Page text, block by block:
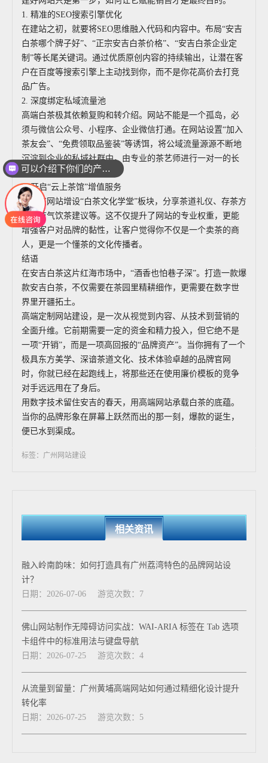
1. 精准的SEO搜索引擎优化
在建站之初，就要将SEO思维融入代码和内容中。布局“安吉
白茶哪个牌子好”、“正宗安吉白茶价格”、“安吉白茶企业定
制”等长尾关键词。通过优质原创内容的持续输出，让潜在客
户在百度等搜索引擎上主动找到你，而不是你花高价去打竞
品广告。
2. 深度绑定私域流量池
高端白茶极其依赖复购和转介绍。网站不能是一个孤岛，必
须与微信公众号、小程序、企业微信打通。在网站设置“加入
茶友会”、“免费领取品鉴装”等诱饵，将公域流量源源不断地
沉淀到企业的私域社群中，由专业的茶艺师进行一对一的长
期跟进服务。
3. 开启“云上茶馆”增值服务
可以在网站增设“白茶文化学堂”板块，分享茶道礼仪、存茶方
法、节气饮茶建议等。这不仅提升了网站的专业权重，更能
增强客户对品牌的黏性，让客户觉得你不仅是一个卖茶的商
人，更是一个懂茶的文化传播者。
结语
在安吉白茶这片红海市场中，“酒香也怕巷子深”。打造一款爆
款安吉白茶，不仅需要在茶园里精耕细作，更需要在数字世
界里开疆拓土。
高端定制网站建设，是一次从视觉到内容、从技术到营销的
全面升维。它前期需要一定的资金和精力投入，但它绝不是
一项“开销”，而是一项高回报的“品牌资产”。当你拥有了一个
极具东方美学、深谙茶道文化、技术体验卓越的品牌官网
时，你就已经在起跑线上，将那些还在使用廉价模板的竞争
对手远远甩在了身后。
用数字技术留住安吉的春天，用高端网站承载白茶的底蕴。
当你的品牌形象在屏幕上跃然而出的那一刻，爆款的诞生，
便已水到渠成。
标签：广州网站建设
相关资讯
融入岭南韵味：如何打造具有广州荔湾特色的品牌网站设
计？
日期：2026-07-06
游览次数：7
佛山网站制作无障碍访问实战：WAI-ARIA 标签在 Tab 选项
卡组件中的标准用法与键盘导航
日期：2026-07-25
游览次数：4
从流量到留量：广州黄埔高端网站如何通过精细化设计提升
转化率
日期：2026-07-25
游览次数：5
可以介绍下你们的产品么